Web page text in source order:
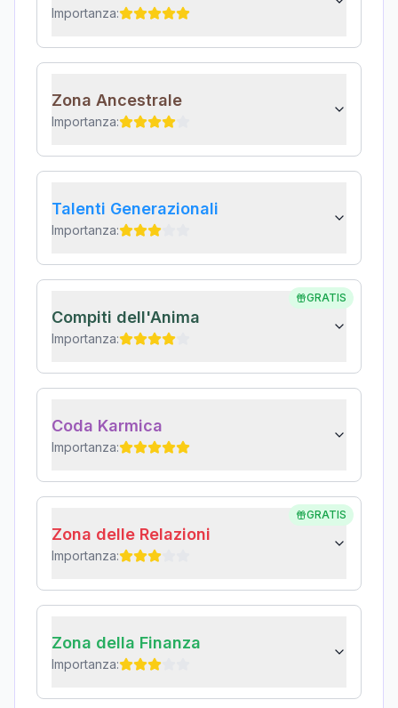
Importanza:
Zona Ancestrale
Importanza:
Talenti Generazionali
Importanza:
GRATIS
Compiti dell'Anima
Importanza:
Coda Karmica
Importanza:
GRATIS
Zona delle Relazioni
Importanza:
Zona della Finanza
Importanza: